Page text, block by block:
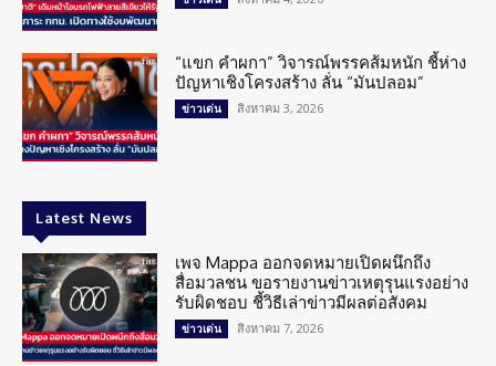
“แขก คำผกา” วิจารณ์พรรคส้มหนัก ชี้ห่าง
ปัญหาเชิงโครงสร้าง ลั่น “มันปลอม”
ข่าวเด่น สิงหาคม 3, 2026
Latest News
เพจ Mappa ออกจดหมายเปิดผนึกถึง
สื่อมวลชน ขอรายงานข่าวเหตุรุนแรงอย่าง
รับผิดชอบ ชี้วิธีเล่าข่าวมีผลต่อสังคม
ข่าวเด่น สิงหาคม 7, 2026